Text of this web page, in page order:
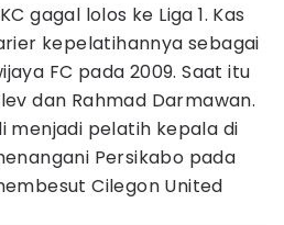
gagal lolos ke Liga 1. Kas
kepelatihannya sebagai
FC pada 2009. Saat itu
dan Rahmad Darmawan.
menjadi pelatih kepala di
Persikabo pada
Cilegon United